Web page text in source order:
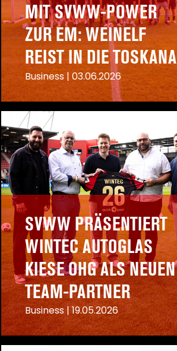
A
MIT SVWW-POWER
ZUR EM: WEINELF
REIST IN DIE TOSKANA
Business|03.06.2026
A
SVWW PRÄSENTIERT
WINTEC AUTOGLAS
KIESE OHG ALS NEUEN
TEAM-PARTNER
Business|19.05.2026